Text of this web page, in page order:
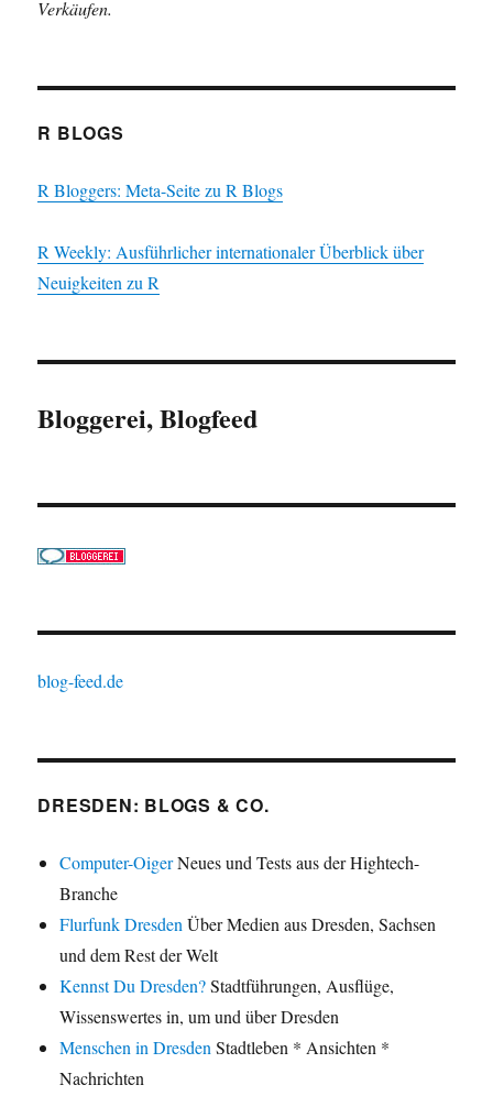
Verkäufen.
R BLOGS
R Bloggers: Meta-Seite zu R Blogs
R Weekly: Ausführlicher internationaler Überblick über
Neuigkeiten zu R
Bloggerei, Blogfeed
blog-feed.de
DRESDEN: BLOGS & CO.
Computer-OigerNeues und Tests aus der Hightech-
Branche
Flurfunk Dresden Über Medien aus Dresden, Sachsen
und dem Rest der Welt
Kennst Du Dresden?Stadtführungen, Ausflüge,
Wissenswertes in, um und über Dresden
Menschen in Dresden Stadtleben * Ansichten *
Nachrichten